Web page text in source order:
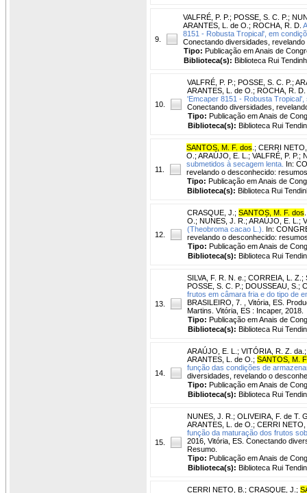
9.
VALFRÉ, P. P. ; POSSE, S. C. P. ;
ARANTES, L. de O. ; ROCHA, R. D.
8151 - Robusta Tropical', em
Conectando diversidades,
Tipo: Publicação em Anais de
Biblioteca(s): Biblioteca Rui
10.
VALFRÉ, P. P. ; POSSE, S. C. P. ;
ARANTES, L. de O. ; ROCHA, R. D.
'Emcaper 8151 - Robusta Tropical',
Conectando diversidades,
Tipo: Publicação em Anais de
Biblioteca(s): Biblioteca Rui
11.
SANTOS, M. F. dos ; CERRI
O. ; ARAÚJO, E. L. ; VALFRÉ, P. P. ;
submetidos à secagem lenta. In:
revelando o desconhecido:
Tipo: Publicação em Anais de
Biblioteca(s): Biblioteca Rui
12.
CRASQUE, J. ; SANTOS, M. F. dos
O. ; NUNES, J. R. ; ARAÚJO, E. L. ;
(Theobroma cacao L.).
In:
revelando o desconhecido:
Tipo: Publicação em Anais de
Biblioteca(s): Biblioteca Rui
13.
SILVA, F. R. N. e. ; CORREIA, L. Z. ;
POSSE, S. C. P. ; DOUSSEAU, S. ;
frutos em câmara fria e do tipo de
BRASILEIRO, 7. , Vitória, ES.
Martins. Vitória, ES : Incaper, 2018.
Tipo: Publicação em Anais de
Biblioteca(s): Biblioteca Rui
14.
ARAÚJO, E. L. ; VITÓRIA, R. Z. da.
ARANTES, L. de O. ; SANTOS, M.
função das condições de
diversidades, revelando o
Tipo: Publicação em Anais de
Biblioteca(s): Biblioteca Rui
15.
NUNES, J. R. ; OLIVEIRA, F. de T.
ARANTES, L. de O. ; CERRI NETO,
função da maturação dos frutos
2016, Vitória, ES. Conectando
Resumo.
Tipo: Publicação em Anais de
Biblioteca(s): Biblioteca Rui
CERRI NETO, B. ; CRASQUE, J. ;